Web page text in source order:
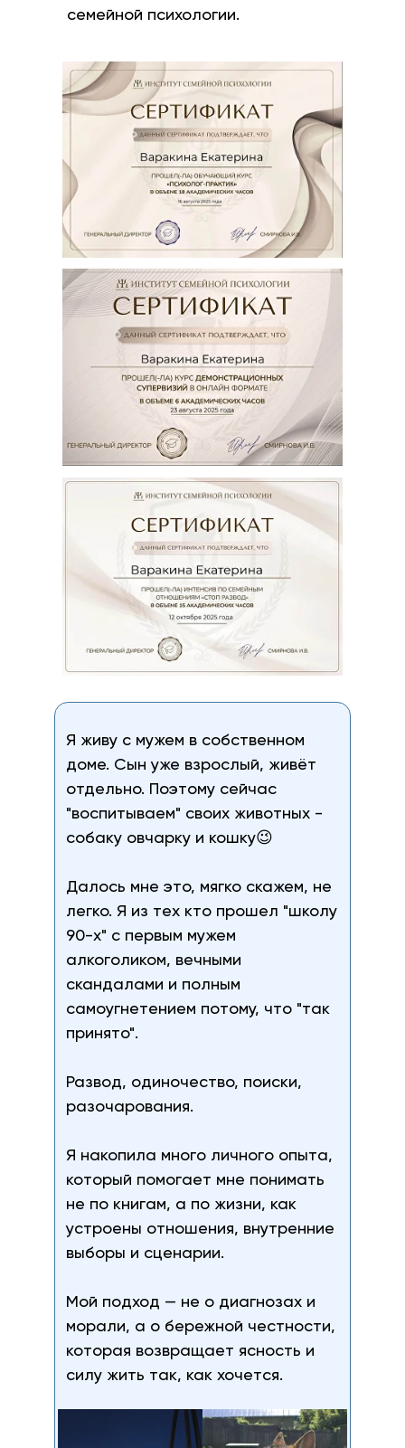
семейной психологии.
Я живу с мужем в собственном
доме. Сын уже взрослый, живёт
отдельно. Поэтому сейчас
"воспитываем" своих животных -
собаку овчарку и кошку😉
Далось мне это, мягко скажем, не
легко. Я из тех кто прошел "школу
90-х" с первым мужем
алкоголиком, вечными
скандалами и полным
самоугнетением потому, что "так
принято".
Развод, одиночество, поиски,
разочарования.
Я накопила много личного опыта,
который помогает мне понимать
не по книгам, а по жизни, как
устроены отношения, внутренние
выборы и сценарии.
Мой подход — не о диагнозах и
морали, а о бережной честности,
которая возвращает ясность и
силу жить так, как хочется.